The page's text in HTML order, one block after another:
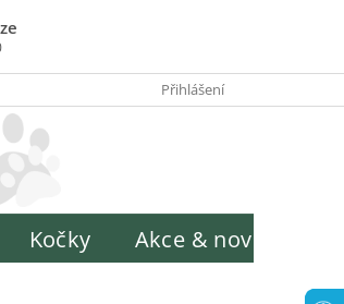
O ZPRACOVÁNÍ OSOBNÍCH ÚDAJŮ
Přihlášení
Kočky Akce & novinky